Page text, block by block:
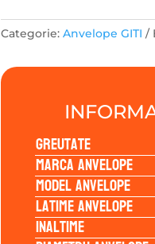
GITIALLSEASON
AS1
99V
Categorie: Anvelope GITI
Greutate
Marca anvelope
Model anvelope
Latime anvelope
Inaltime